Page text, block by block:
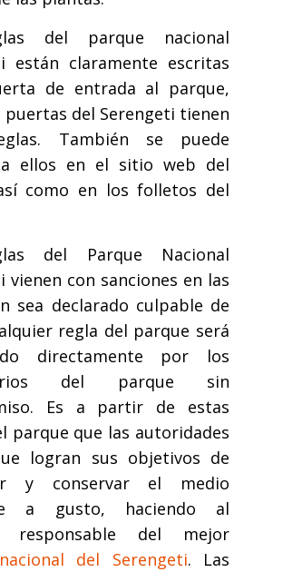
del parque nacional
están claramente escritas
de entrada al parque,
puertas del Serengeti tienen
También se puede
a ellos en el sitio web del
como en los folletos del
del Parque Nacional
vienen con sanciones en las
sea declarado culpable de
regla del parque será
directamente por los
del parque sin
Es a partir de estas
parque que las autoridades
logran sus objetivos de
y conservar el medio
a gusto, haciendo al
responsable del mejor
del Serengeti. Las